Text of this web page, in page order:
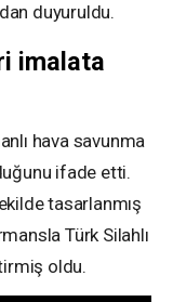
duyuruldu.
imalata
hava savunma
ifade etti.
tasarlanmış
Türk Silahlı
oldu.